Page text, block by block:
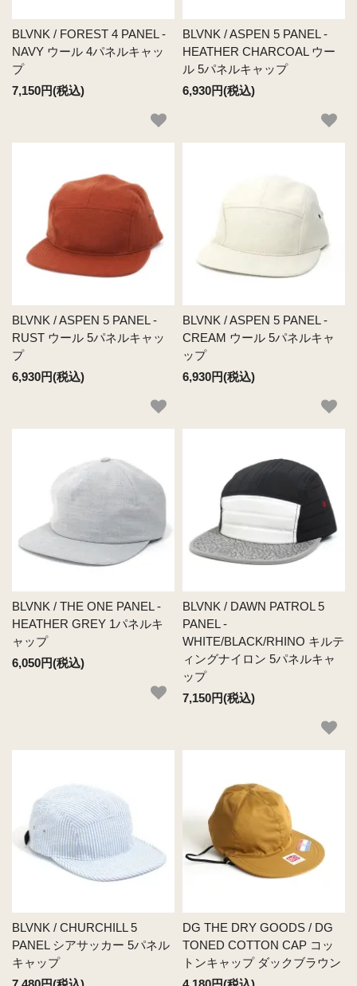
BLVNK / FOREST 4 PANEL -
NAVY ウール 4パネルキャッ
プ
7,150円(税込)
BLVNK / ASPEN 5 PANEL -
HEATHER CHARCOAL ウー
ル 5パネルキャップ
6,930円(税込)
BLVNK / ASPEN 5 PANEL -
RUST ウール 5パネルキャッ
プ
6,930円(税込)
BLVNK / ASPEN 5 PANEL -
CREAM ウール 5パネルキャ
ップ
6,930円(税込)
BLVNK / THE ONE PANEL -
HEATHER GREY 1パネルキ
ャップ
6,050円(税込)
BLVNK / DAWN PATROL 5
PANEL -
WHITE/BLACK/RHINO キルテ
ィングナイロン 5パネルキャ
ップ
7,150円(税込)
BLVNK / CHURCHILL 5
PANEL シアサッカー 5パネル
キャップ
DG THE DRY GOODS / DG
TONED COTTON CAP コッ
トンキャップ ダックブラウン